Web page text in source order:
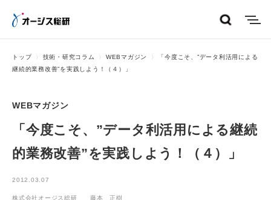
トップ 技術・研究コラム WEBマガジン
「今度こそ、”データ利活用による
継続的業務改善”を実践しよう！（４）」
WEBマガジン
「今度こそ、”データ利活用による継続
的業務改善”を実践しよう！（４）」
2012.03.07
株式会社オージス総研 藤本 正樹